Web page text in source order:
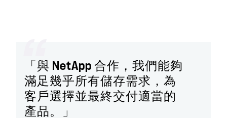
「與 NetApp 合作，我們能夠
滿足幾乎所有儲存需求，為
客戶選擇並最終交付適當的
產品。」